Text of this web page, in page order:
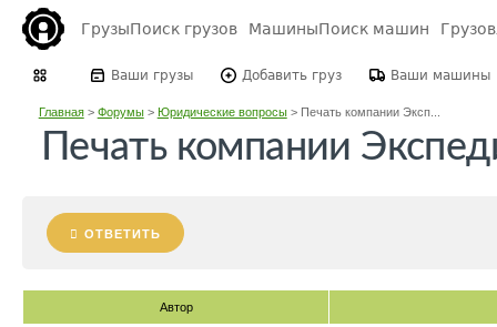
ГрузыПоиск грузов МашиныПоиск машин
Ваши грузы Добавить груз Ваши машины
Главная> Форумы> Юридические вопросы> Печать компании Эксп...
Печать компании
ОТВЕТИТЬ
Автор